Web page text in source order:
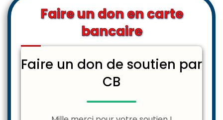
Faire un don en carte
bancaire
Faire un don de soutien par
CB